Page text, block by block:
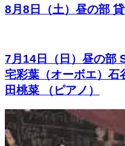
8月8日（土）昼の部 貸
7月14日（日）昼の部
宅彩葉（オーボエ）石
田桃菜 （ピアノ）